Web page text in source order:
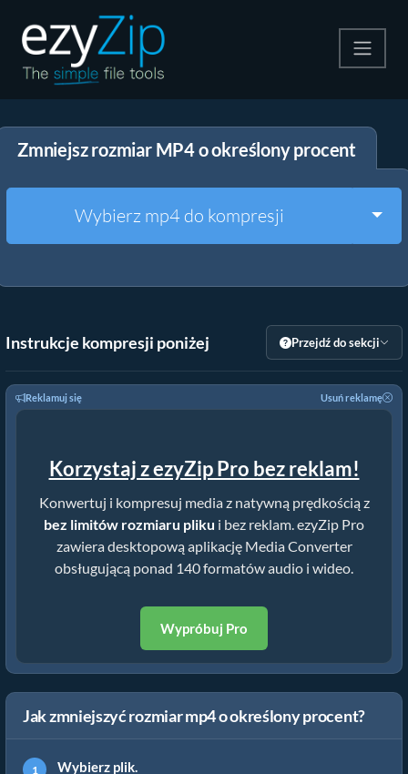
Rozpakuj
Inne narzędzia
Zmniejsz rozmiar MP4 o określony procent
Wybierz mp4 do kompresji
Instrukcje kompresji poniżej Przejdź do sekcji
Reklamuj się Usuń reklamę
Korzystaj z ezyZip Pro bez reklam!
Konwertuj i kompresuj media z natywną prędkością z
bez limitów rozmiaru pliku i bez reklam. ezyZip Pro
zawiera desktopową aplikację Media Converter
obsługującą ponad 140 formatów audio i wideo.
Wypróbuj Pro
Jak zmniejszyć rozmiar mp4 o określony procent?
Wybierz plik.